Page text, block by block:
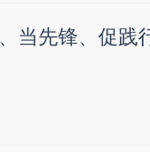
当先锋、促践